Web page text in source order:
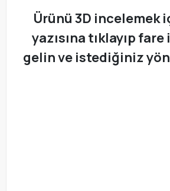
Ürünü 3D incelemek
yazısına tıklayıp
gelin ve istediğiniz